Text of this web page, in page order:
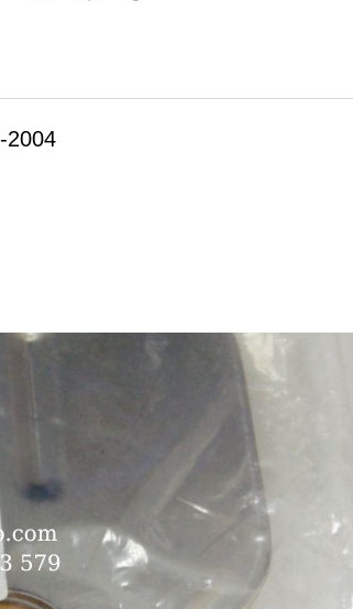
2004